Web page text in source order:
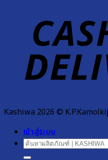
Kashiwa 2026 ©
เข้าสู่ระบบ
ค้นหา: